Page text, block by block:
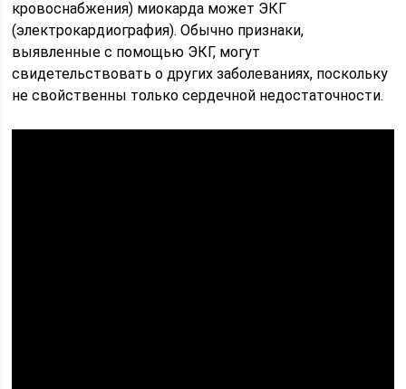
кровоснабжения) миокарда может ЭКГ
(электрокардиография). Обычно признаки,
выявленные с помощью ЭКГ, могут
свидетельствовать о других заболеваниях, поскольку
не свойственны только сердечной недостаточности.